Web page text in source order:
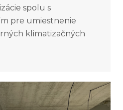
spolu s
pre umiestnenie
klimatizačných